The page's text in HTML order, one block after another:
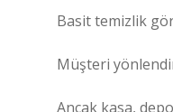
Basit temizlik
Müşteri
Ancak kasa,